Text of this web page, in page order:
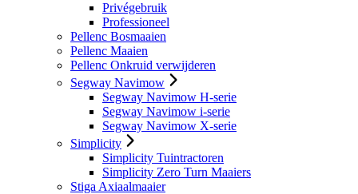
Privégebruik
Professioneel
Pellenc Bosmaaien
Pellenc Maaien
Pellenc Onkruid verwijderen
Segway Navimow
Segway Navimow H-serie
Segway Navimow i-serie
Segway Navimow X-serie
Simplicity
Simplicity Tuintractoren
Simplicity Zero Turn Maaiers
Stiga Axiaalmaaier